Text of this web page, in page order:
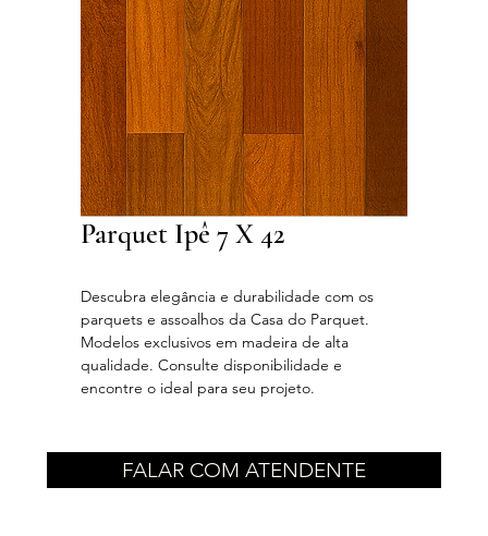
FALAR COM ATENDENTE
Parquet Ipê 7 X 42
Descubra elegância e durabilidade com os
parquets e assoalhos da Casa do Parquet.
Modelos exclusivos em madeira de alta
qualidade. Consulte disponibilidade e
encontre o ideal para seu projeto.